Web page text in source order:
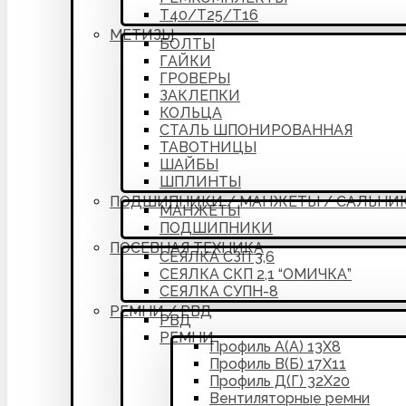
Т40/Т25/Т16
МЕТИЗЫ
БОЛТЫ
ГАЙКИ
ГРОВЕРЫ
ЗАКЛЕПКИ
КОЛЬЦА
СТАЛЬ ШПОНИРОВАННАЯ
ТАВОТНИЦЫ
ШАЙБЫ
ШПЛИНТЫ
ПОДШИПНИКИ / МАНЖЕТЫ /
МАНЖЕТЫ
ПОДШИПНИКИ
ПОСЕВНАЯ ТЕХНИКА
СЕЯЛКА СЗП 3,6
СЕЯЛКА СКП 2,1 “ОМИЧКА”
СЕЯЛКА СУПН-8
РЕМНИ / РВД
РВД
РЕМНИ
Профиль А(А) 13Х8
Профиль В(Б) 17Х11
Профиль Д(Г) 32Х20
Вентиляторные ремни